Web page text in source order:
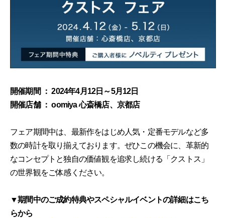
開催期間 ： 2024年4月12日～5月12日
開催店舗 ： oomiya 心斎橋店、京都店
フェア期間中は、最新作をはじめ人気・定番モデルなど多
数の時計を取り揃えております。ぜひこの機会に、革新的
なコンセプトと独自の価値観を追求し続ける「クストス」
の世界観をご体感ください。
▼期間中のご成約特典やスペシャルイベントの詳細はこち
らから